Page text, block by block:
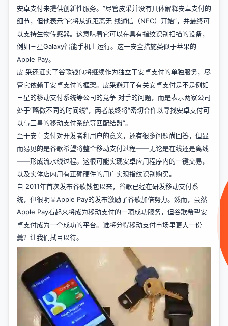
安卓支付来提供创新性服务。”尽管皮采并没有具体解释安卓支付的
细节，但他表示“它将从近距离无 线通信（NFC）开始”，并最终可
以支持生物传感器。这意味着它可以在具有指纹识别扫描的设备，
例如三星Galaxy智能手机上运行。这一安全措施类似于苹果的
Apple Pay。
皮 采还证实了谷歌钱包将继续作为独立于安卓支付的单独服务，尽
管它依赖于安卓支付的框架。皮采避开了有关安卓支付是不是例如
三星的移动支付系统等公司的竞争 对手的问题，而是表示两家公司
处于“略微不同的时间线”，两者最终将“密切合作以寻找安卓支付可
以与三星的移动支付系统等匹配结盟”。
至于安卓支付对开发者和用户的意义，还有很多问题尚回答，但显
而易见的是谷歌希望将整个移动支付过程——无论是在线还是离线
——形成流水线过程。这很可能实现安卓应用程序内的一键交易，
以及实体店内用有正确硬件的用户实现指纹识别购买。
自 2011年首次发布谷歌钱包以来，谷歌已经在研发移动支付系
统，但很明显Apple Pay的发布激励了谷歌加倍努力。然而，虽然
Apple Pay看起来将成为移动支付的一项成功服务，但谷歌希望安
卓支付成为一个成功的平台。谁将分得移动支付市场里更大一份
羹？让我们拭目以待。